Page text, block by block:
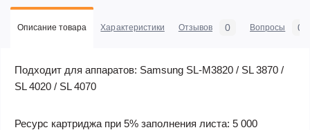
Описание товара Характеристики Отзывов 0 Вопросы 0
Подходит для аппаратов: Samsung SL-M3820 / SL 3870 /
SL 4020 / SL 4070
Ресурс картриджа при 5% заполнения листа: 5 000